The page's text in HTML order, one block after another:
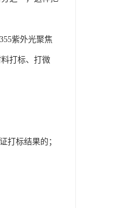
紫外光聚焦
打标、打微
打标结果的；